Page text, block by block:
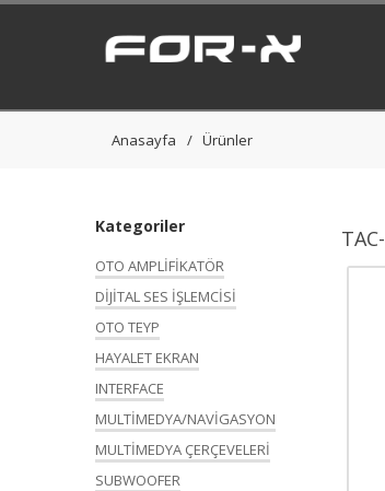
Anasayfa Ürünler
Kategoriler
OTO AMPLİFİKATÖR
DİJİTAL SES İŞLEMCİSİ
OTO TEYP
HAYALET EKRAN
INTERFACE
MULTİMEDYA/NAVİGASYON
MULTİMEDYA ÇERÇEVELERİ
SUBWOOFER